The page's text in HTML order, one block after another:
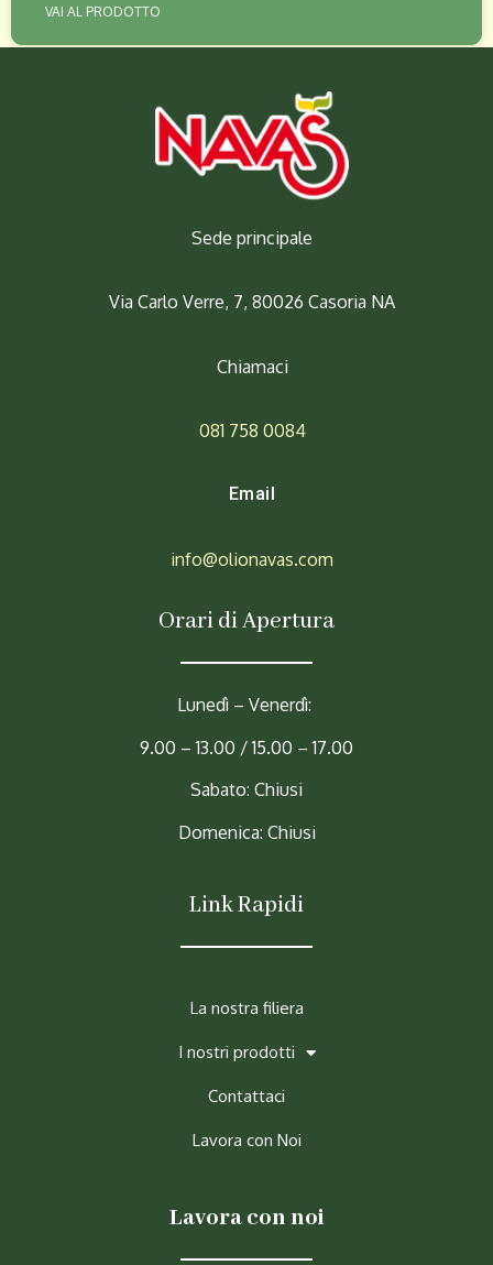
VAI AL PRODOTTO
Sede principale
Via Carlo Verre, 7, 80026 Casoria NA
Chiamaci
081 758 0084
Email
info@olionavas.com
Orari di Apertura
Lunedì – Venerdì:
9.00 – 13.00 / 15.00 – 17.00
Sabato: Chiusi
Domenica: Chiusi
Link Rapidi
La nostra filiera
I nostri prodotti
Contattaci
Lavora con Noi
Lavora con noi